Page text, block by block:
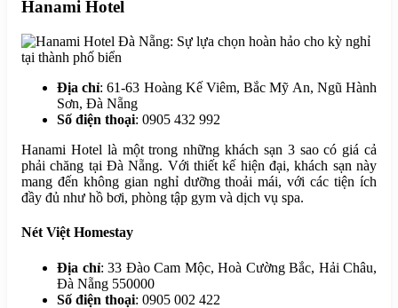
Hanami Hotel
Địa chỉ: 61-63 Hoàng Kế Viêm, Bắc Mỹ An, Ngũ Hành
Sơn, Đà Nẵng
Số điện thoại: 0905 432 992
Hanami Hotel là một trong những khách sạn 3 sao có giá cả
phải chăng tại Đà Nẵng. Với thiết kế hiện đại, khách sạn này
mang đến không gian nghỉ dưỡng thoải mái, với các tiện ích
đầy đủ như hồ bơi, phòng tập gym và dịch vụ spa.
Nét Việt Homestay
Địa chỉ: 33 Đào Cam Mộc, Hoà Cường Bắc, Hải Châu,
Đà Nẵng 550000
Số điện thoại: 0905 002 422